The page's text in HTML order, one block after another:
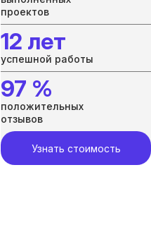
проектов
12 лет
успешной работы
97 %
положительных
отзывов
Узнать стоимость